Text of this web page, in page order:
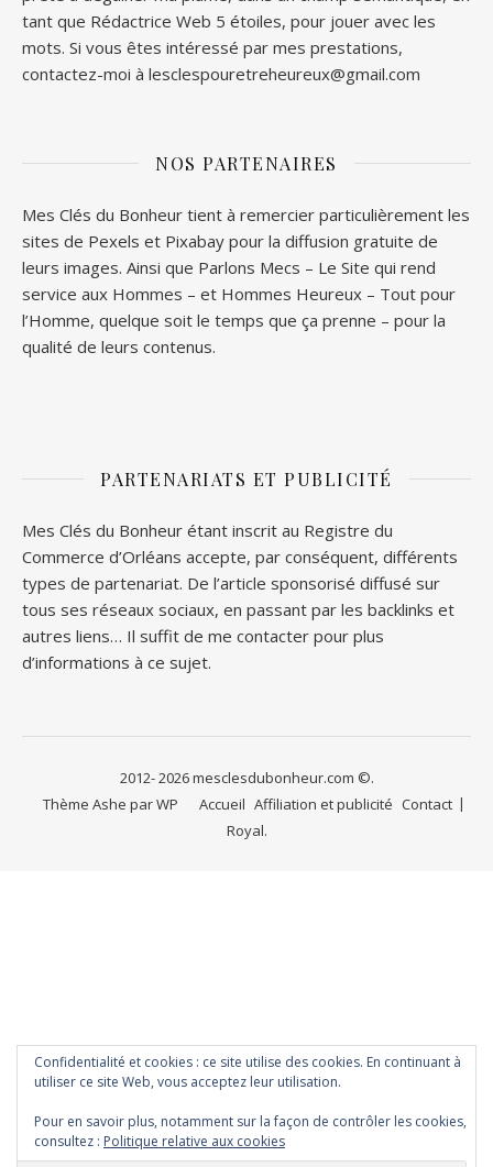
tant que Rédactrice Web 5 étoiles, pour jouer avec les
mots. Si vous êtes intéressé par mes prestations,
contactez-moi à lesclespouretreheureux@gmail.com
NOS PARTENAIRES
Mes Clés du Bonheur tient à remercier particulièrement les
sites de Pexels et Pixabay pour la diffusion gratuite de
leurs images. Ainsi que Parlons Mecs – Le Site qui rend
service aux Hommes – et Hommes Heureux – Tout pour
l’Homme, quelque soit le temps que ça prenne – pour la
qualité de leurs contenus.
PARTENARIATS ET PUBLICITÉ
Mes Clés du Bonheur étant inscrit au Registre du
Commerce d’Orléans accepte, par conséquent, différents
types de partenariat. De l’article sponsorisé diffusé sur
tous ses réseaux sociaux, en passant par les backlinks et
autres liens… Il suffit de me contacter pour plus
d’informations à ce sujet.
2012- 2026 mesclesdubonheur.com ©.
Accueil Affiliation et publicité Contact
Thème Ashe parWP
Royal.
Confidentialité et cookies : ce site utilise des cookies. En continuant à
utiliser ce site Web, vous acceptez leur utilisation.
Pour en savoir plus, notamment sur la façon de contrôler les cookies,
consultez : Politique relative aux cookies